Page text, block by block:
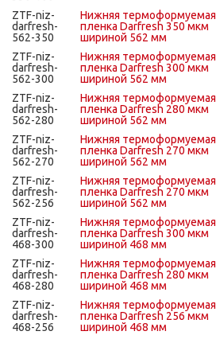
ZTF-niz-
darfresh-
562-350
Нижняя термоформуемая
пленка Darfresh 350 мкм
шириной 562 мм
ZTF-niz-
darfresh-
562-300
Нижняя термоформуемая
пленка Darfresh 300 мкм
шириной 562 мм
ZTF-niz-
darfresh-
562-280
Нижняя термоформуемая
пленка Darfresh 280 мкм
шириной 562 мм
ZTF-niz-
darfresh-
562-270
Нижняя термоформуемая
пленка Darfresh 270 мкм
шириной 562 мм
ZTF-niz-
darfresh-
562-256
Нижняя термоформуемая
пленка Darfresh 270 мкм
шириной 562 мм
ZTF-niz-
darfresh-
468-300
Нижняя термоформуемая
пленка Darfresh 300 мкм
шириной 468 мм
ZTF-niz-
darfresh-
468-280
Нижняя термоформуемая
пленка Darfresh 280 мкм
шириной 468 мм
ZTF-niz-
darfresh-
468-256
Нижняя термоформуемая
пленка Darfresh 256 мкм
шириной 468 мм